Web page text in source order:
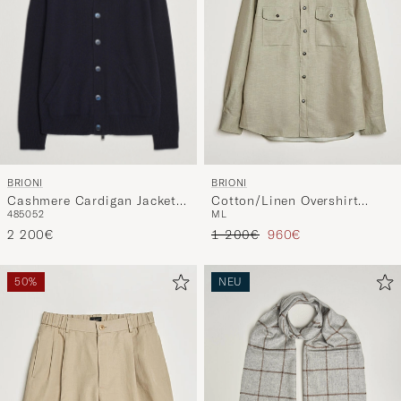
BRIONI
Cashmere Cardigan Jacket
Navy
485052
2 200€
BRIONI
Cotton/Linen Overshirt
Olive
M L
Regulärer Preis
1 200€ Reduzierter Preis
960€
50% NEU